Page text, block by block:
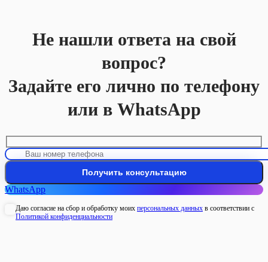
Не нашли ответа на свой
вопрос?
Задайте его лично по телефону
или в WhatsApp
WhatsApp
Даю согласие на сбор и обработку моих персональных данных в соответствии с
Политикой конфиденциальности